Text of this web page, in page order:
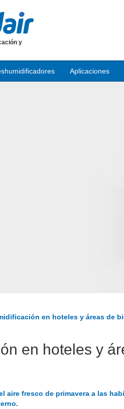
y
Aplicaciones
en hoteles y áreas de
en hoteles y
aire fresco de primavera a las